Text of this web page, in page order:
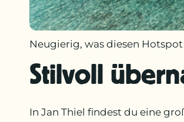
Neugierig, was diesen
Stilvoll
In Jan Thiel findest du eine